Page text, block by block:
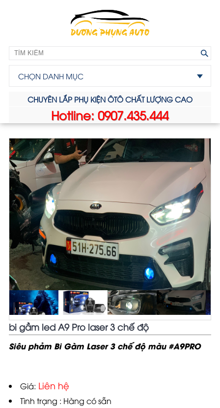
CHỌN DANH MỤC
CHUYÊN LẮP PHỤ KIỆN ÔTÔ CHẤT LƯỢNG CAO
Hotline: 0907.435.444
bi gầm led A9 Pro laser 3 chế độ
Siêu phẩm Bi Gầm Laser 3 chế độ màu #A9PRO
Giá: Liên hệ
Tình trạng : Hàng có sẵn